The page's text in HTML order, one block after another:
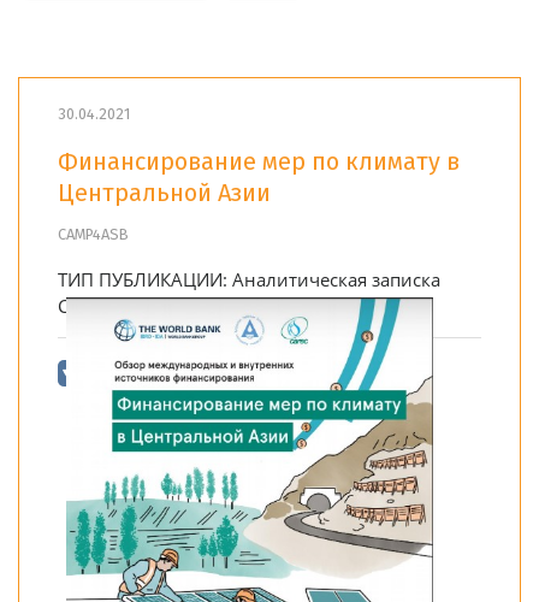
30.04.2021
Финансирование мер по климату в
Центральной Азии
CAMP4ASB
ТИП ПУБЛИКАЦИИ: Аналитическая записка
СТРАНА:Региональный